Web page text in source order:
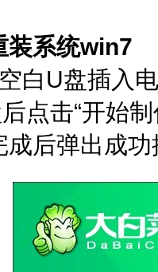
装系统win7
白U盘插入
点击“开始
后弹出成功